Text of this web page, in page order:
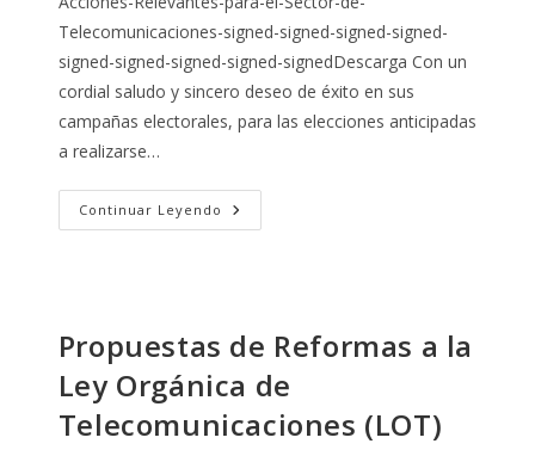
Telecomunicaciones-signed-signed-signed-signed-
signed-signed-signed-signed-signedDescarga Con un
cordial saludo y sincero deseo de éxito en sus
campañas electorales, para las elecciones anticipadas
a realizarse…
Continuar Leyendo Propuestas
De
Impulsar
El
Sector
De
Las
Telecomunicaciones
En
Propuestas de Reformas a la
Ley Orgánica de
Telecomunicaciones (LOT)